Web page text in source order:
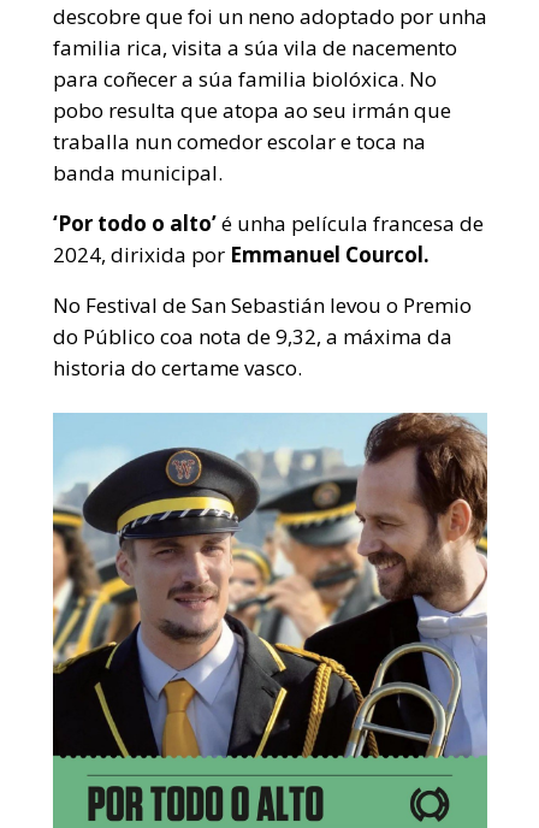
descobre que foi un neno adoptado por unha
familia rica, visita a súa vila de nacemento
para coñecer a súa familia biolóxica. No
pobo resulta que atopa ao seu irmán que
traballa nun comedor escolar e toca na
banda municipal.
‘Por todo o alto’é unha película francesa de
2024, dirixida por Emmanuel Courcol.
No Festival de San Sebastián levou o Premio
do Público coa nota de 9,32, a máxima da
historia do certame vasco.